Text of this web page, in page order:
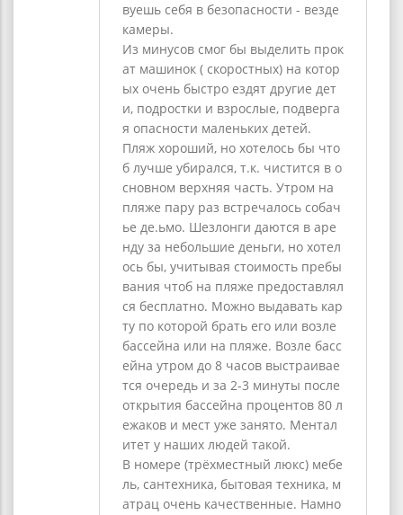
вуешь себя в безопасности - везде
камеры.
Из минусов смог бы выделить прок
ат машинок ( скоростных) на котор
ых очень быстро ездят другие дет
и, подростки и взрослые, подверга
я опасности маленьких детей.
Пляж хороший, но хотелось бы что
б лучше убирался, т.к. чистится в о
сновном верхняя часть. Утром на
пляже пару раз встречалось собач
ье де.ьмо. Шезлонги даются в аре
нду за небольшие деньги, но хотел
ось бы, учитывая стоимость пребы
вания чтоб на пляже предоставлял
ся бесплатно. Можно выдавать кар
ту по которой брать его или возле
бассейна или на пляже. Возле басс
ейна утром до 8 часов выстраивае
тся очередь и за 2-3 минуты после
открытия бассейна процентов 80 л
ежаков и мест уже занято. Ментал
итет у наших людей такой.
В номере (трёхместный люкс) мебе
ль, сантехника, бытовая техника, м
атрац очень качественные. Намно